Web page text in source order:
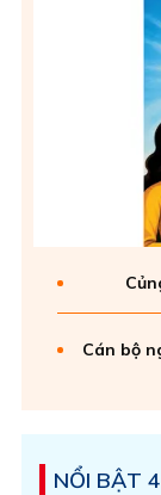
Cán bộ
NỔI BẬT